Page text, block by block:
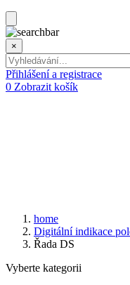
×
Přihlášení a registrace
0 Zobrazit košík
home
Digitální indikace
Řada DS
Vyberte kategorii